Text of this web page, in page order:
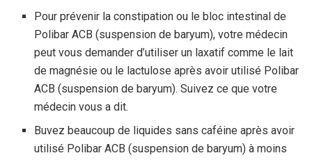
Pour prévenir la constipation ou le bloc intestinal de
Polibar ACB (suspension de baryum), votre médecin
peut vous demander d’utiliser un laxatif comme le lait
de magnésie ou le lactulose après avoir utilisé Polibar
ACB (suspension de baryum). Suivez ce que votre
médecin vous a dit.
Buvez beaucoup de liquides sans caféine après avoir
utilisé Polibar ACB (suspension de baryum) à moins